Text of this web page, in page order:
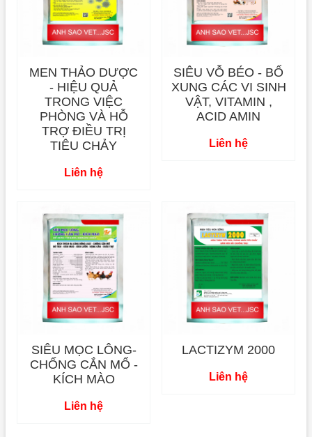
MEN THẢO DƯỢC
- HIỆU QUẢ
TRONG VIỆC
PHÒNG VÀ HỖ
TRỢ ĐIỀU TRỊ
TIÊU CHẢY
Liên hệ
SIÊU VỖ BÉO - BỔ
XUNG CÁC VI SINH
VẬT, VITAMIN ,
ACID AMIN
Liên hệ
SIÊU MỌC LÔNG-
CHỐNG CẮN MỔ -
KÍCH MÀO
Liên hệ
LACTIZYM 2000
Liên hệ